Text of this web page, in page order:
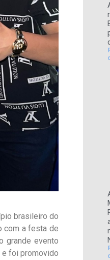
brasileiro do
com a festa de
grande evento
e foi promovido